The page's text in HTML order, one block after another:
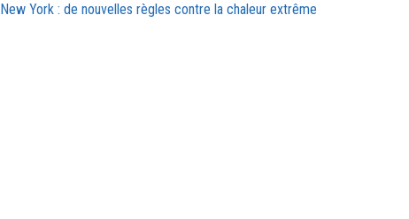
New York : de nouvelles règles contre la chaleur extrême